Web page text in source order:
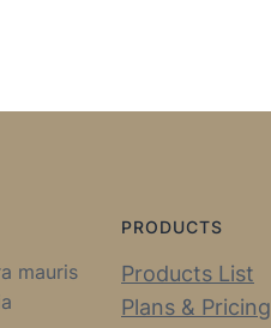
mauris
PRODUCTS
Products List
Plans & Pricing